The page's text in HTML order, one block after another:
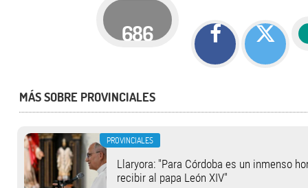
686
MÁS SOBRE PROVINCIALES
PROVINCIALES
Llaryora: "Para Córdoba es un inmenso
recibir al papa León XIV"